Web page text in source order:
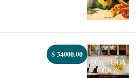
$34000.00